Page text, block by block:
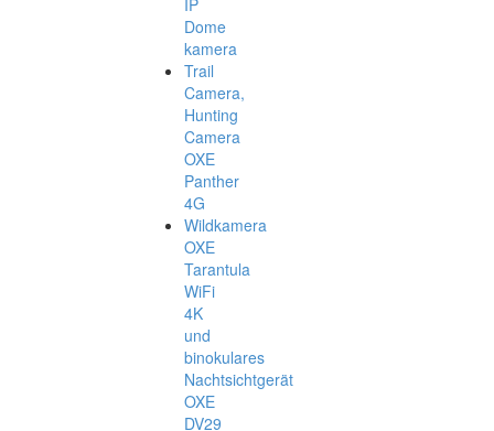
Dome
kamera
Trail
Camera,
Hunting
Camera
OXE
Panther
4G
Wildkamera
OXE
Tarantula
WiFi
4K
und
binokulares
Nachtsichtgerät
OXE
DV29